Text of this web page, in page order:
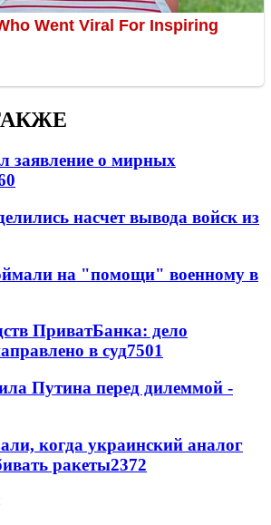
заявление о мирных
насчет вывода войск из
на "помощи" военному в
ПриватБанка: дело
в суд7501
Путина перед дилеммой -
когда украинский аналог
ракеты2372